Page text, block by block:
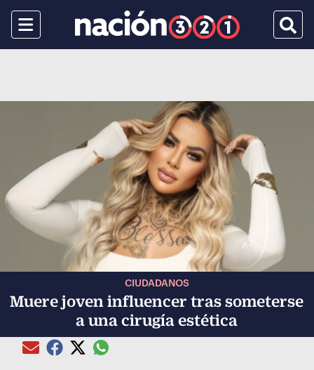
Menu
CIUDADANOS
Muere joven influencer tras someterse
a una cirugía estética
Compartir el artículo actual mediante Email
Compartir el artículo actual mediante Facebook
Compartir el artículo actual mediante Twitter
Compartir el artículo actual mediante